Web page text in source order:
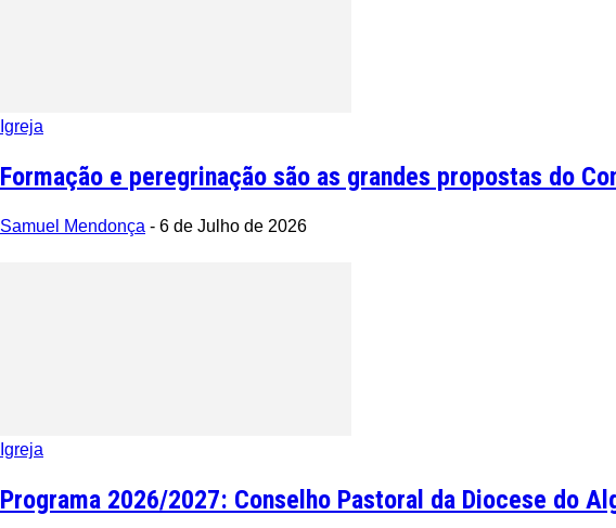
Igreja
Formação e peregrinação são as grandes propostas do
Samuel Mendonça - 6 de Julho de 2026
Igreja
Programa 2026/2027: Conselho Pastoral da Diocese do